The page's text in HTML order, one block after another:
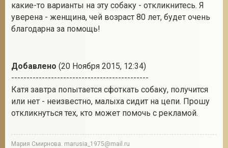
какие-то варианты на эту собаку - откликнитесь. Я
уверена - женщина, чей возраст 80 лет, будет очень
благодарна за помощь!
Добавлено (20 Ноября 2015, 12:34)
---------------------------------------------
Катя завтра попытается сфоткать собаку, получится
или нет - неизвестно, малыха сидит на цепи. Прошу
откликнуться тех, кто может помочь с рекламой.
Мария Смирнова. marusia_1975@mail.ru